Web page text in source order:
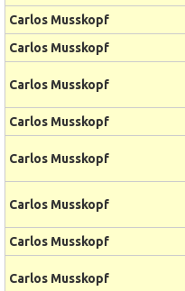
Carlos Musskopf
Carlos Musskopf
Carlos Musskopf
Carlos Musskopf
Carlos Musskopf
Carlos Musskopf
Carlos Musskopf
Carlos Musskopf